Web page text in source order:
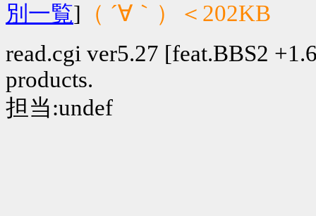
別一覧] （ ´∀｀）＜202KB
read.cgi ver5.27 [feat.BBS2
products.
担当:undef